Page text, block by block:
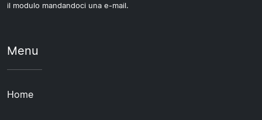
il modulo mandandoci una e-mail.
Menu
Home